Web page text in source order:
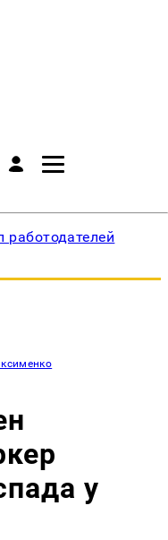
работодателей
у